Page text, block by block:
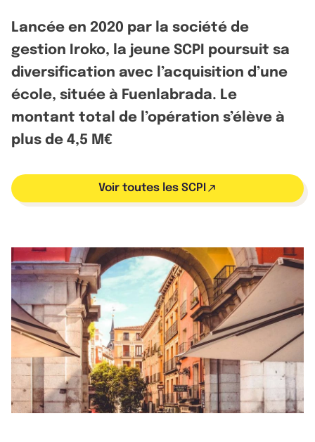
Lancée en 2020 par la société de
gestion Iroko, la jeune SCPI poursuit sa
diversification avec l’acquisition d’une
école, située à Fuenlabrada. Le
montant total de l’opération s’élève à
plus de 4,5 M€
Voir toutes les SCPI